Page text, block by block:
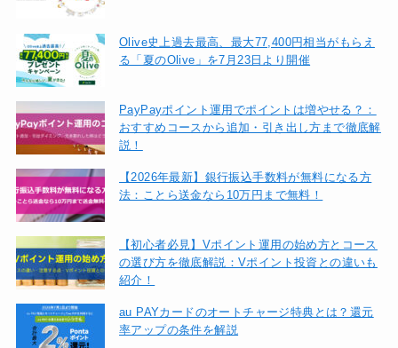
Olive史上過去最高、最大77,400円相当がもらえ
る「夏のOlive」を7月23日より開催
PayPayポイント運用でポイントは増やせる？：
おすすめコースから追加・引き出し方まで徹底解
説！
【2026年最新】銀行振込手数料が無料になる方
法：ことら送金なら10万円まで無料！
【初心者必見】Vポイント運用の始め方とコース
の選び方を徹底解説：Vポイント投資との違いも
紹介！
au PAYカードのオートチャージ特典とは？還元
率アップの条件を解説